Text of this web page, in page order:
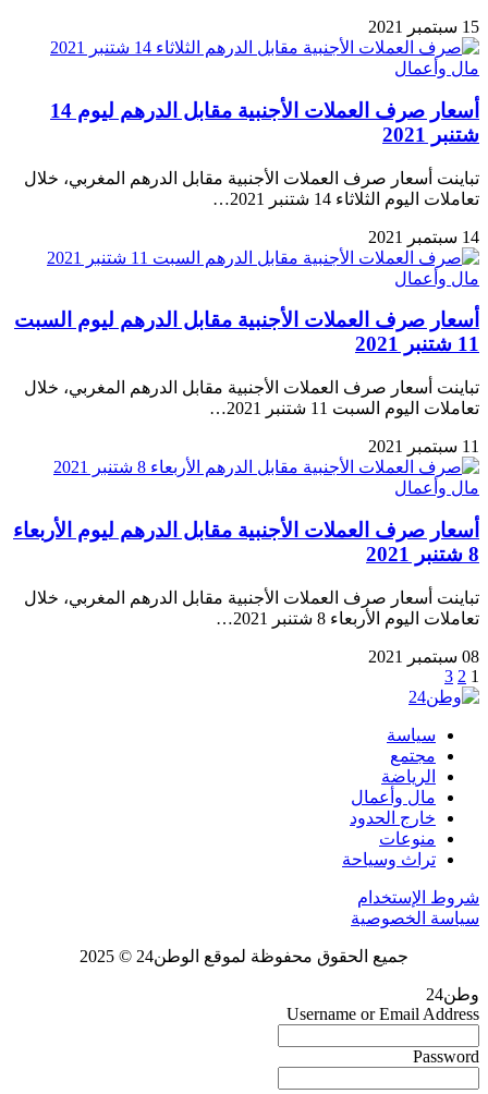
15 سبتمبر 2021
مال وأعمال
أسعار صرف العملات الأجنبية مقابل الدرهم ليوم 14
شتنبر 2021
تباينت أسعار صرف العملات الأجنبية مقابل الدرهم المغربي، خلال
تعاملات اليوم الثلاثاء 14 شتنبر 2021…
14 سبتمبر 2021
مال وأعمال
أسعار صرف العملات الأجنبية مقابل الدرهم ليوم السبت
11 شتنبر 2021
تباينت أسعار صرف العملات الأجنبية مقابل الدرهم المغربي، خلال
تعاملات اليوم السبت 11 شتنبر 2021…
11 سبتمبر 2021
مال وأعمال
أسعار صرف العملات الأجنبية مقابل الدرهم ليوم الأربعاء
8 شتنبر 2021
تباينت أسعار صرف العملات الأجنبية مقابل الدرهم المغربي، خلال
تعاملات اليوم الأربعاء 8 شتنبر 2021…
08 سبتمبر 2021
1
2
3
سياسة
مجتمع
الرياضة
مال وأعمال
خارج الحدود
منوعات
تراث وسياحة
شروط الإستخدام
سياسة الخصوصية
جميع الحقوق محفوظة لموقع الوطن24 © 2025
وطن24
Username or Email Address
Password